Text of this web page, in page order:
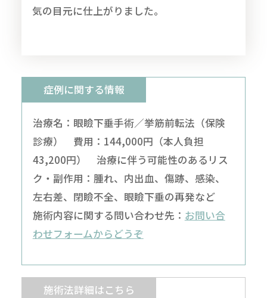
気の目元に仕上がりました。
症例に関する情報
治療名：眼瞼下垂手術／挙筋前転法（保険
診療） 費用：144,000円（本人負担
43,200円） 治療に伴う可能性のあるリス
ク・副作用：腫れ、内出血、傷跡、感染、
左右差、閉瞼不全、眼瞼下垂の再発など
施術内容に関する問い合わせ先： お問い合
わせフォームからどうぞ
施術法詳細はこちら